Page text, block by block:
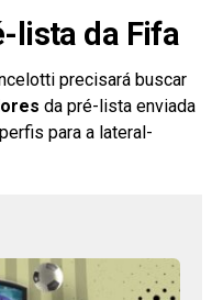
lista da Fifa
precisará buscar
da pré-lista enviada
para a lateral-